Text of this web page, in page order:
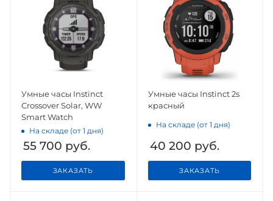
Умные часы Instinct
Crossover Solar, WW
Smart Watch
На складе (от 1 дня)
55 700 руб.
ЗАКАЗАТЬ
Умные часы Instinct 2s
красный
На складе (от 1 дня)
40 200 руб.
ЗАКАЗАТЬ